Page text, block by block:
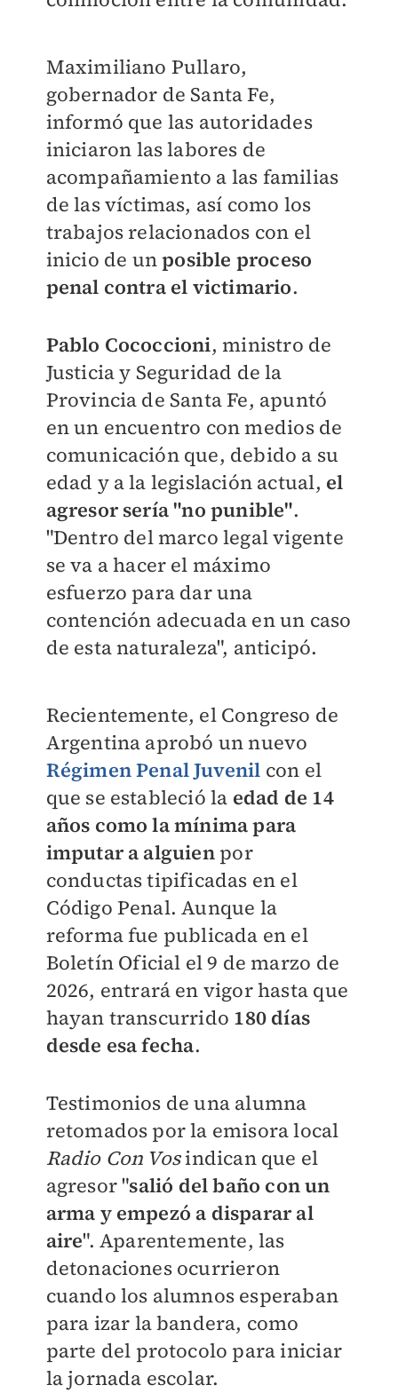
Maximiliano Pullaro,
gobernador de Santa Fe,
informó que las autoridades
iniciaron las labores de
acompañamiento a las familias
de las víctimas, así como los
trabajos relacionados con el
inicio de unposible proceso
penal contra el victimario.
Pablo Cococcioni, ministro de
Justicia y Seguridad de la
Provincia de Santa Fe, apuntó
en un encuentro con medios de
comunicación que, debido a su
edad y a la legislación actual, el
agresor sería "no punible".
"Dentro del marco legal vigente
se va a hacer el máximo
esfuerzo para dar una
contención adecuada en un caso
de esta naturaleza", anticipó.
Recientemente, el Congreso de
Argentina aprobó un nuevo
Régimen Penal Juvenil con el
que se estableció la edad de 14
años como la mínima para
imputar a alguienpor
conductas tipificadas en el
Código Penal. Aunque la
reforma fue publicada en el
Boletín Oficial el 9 de marzo de
2026, entrará en vigor hasta que
hayan transcurrido 180 días
desde esa fecha.
Testimonios de una alumna
retomados por la emisora local
Radio Con Vosindican que el
agresor "salió del baño con un
arma y empezó a disparar al
aire". Aparentemente, las
detonaciones ocurrieron
cuando los alumnos esperaban
para izar la bandera, como
parte del protocolo para iniciar
la jornada escolar.